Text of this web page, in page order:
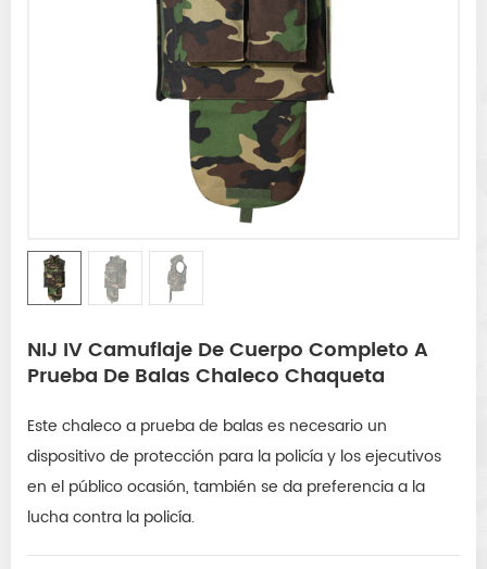
NIJ IV Camuflaje De Cuerpo Completo A
Prueba De Balas Chaleco Chaqueta
Este chaleco a prueba de balas es necesario un
dispositivo de protección para la policía y los ejecutivos
en el público ocasión, también se da preferencia a la
lucha contra la policía.